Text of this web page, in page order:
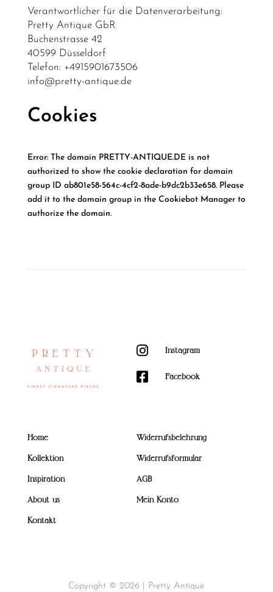
Verantwortlicher für die Datenverarbeitung:
Pretty Antique GbR
Buchenstrasse 42
40599 Düsseldorf
Telefon: +4915901673506
info@pretty-antique.de
Cookies
Error: The domain PRETTY-ANTIQUE.DE is not
authorized to show the cookie declaration for domain
group ID ab801e58-564c-4cf2-8ade-b9dc2b33e658. Please
add it to the domain group in the Cookiebot Manager to
authorize the domain.
 Instagram
 Facebook
Home
Kollektion
Inspiration
About us
Kontakt
Widerrufsbelehrung
Widerrufsformular
AGB
Mein Konto
Copyright © 2026 | Pretty Antique